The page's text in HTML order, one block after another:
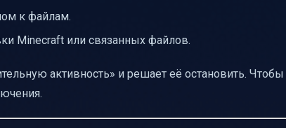
к файлам.
Minecraft или связанных файлов.
активность» и решает её остановить.